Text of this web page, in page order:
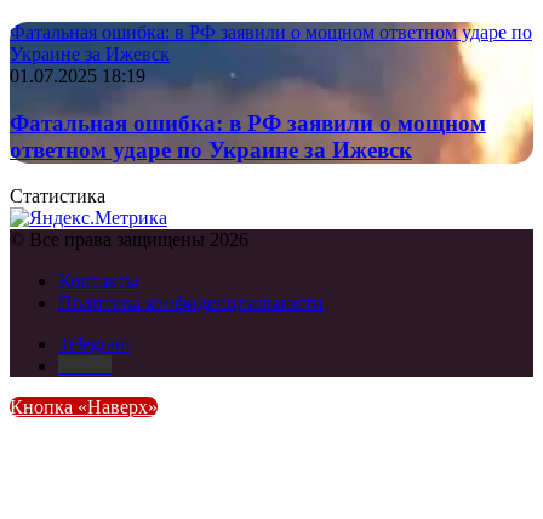
Фатальная ошибка: в РФ заявили о мощном ответном ударе по
Украине за Ижевск
01.07.2025 18:19
Фатальная ошибка: в РФ заявили о мощном
ответном ударе по Украине за Ижевск
Статистика
© Все права защищены 2026
Контакты
Политика конфиденциальности
Telegram
Кнопка «Наверх»